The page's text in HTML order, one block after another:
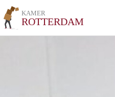
KAMER
ROTTERDAM